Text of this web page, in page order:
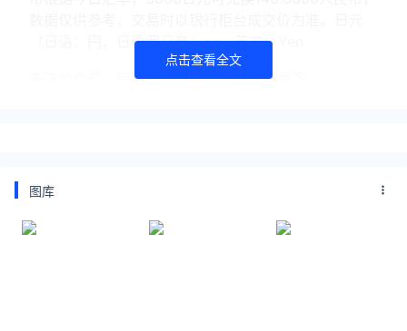
（日语：円，日语罗马音：en，英文：Yen
关注公众号：拾黑（shiheibook）了解更多
律师事务所咨询免费24小时在线：
https://law.ijiandao.com/
点击查看全文
图库